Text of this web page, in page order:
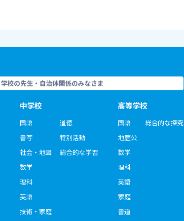
学校の先生・自治体関係のみなさま
中学校
国語
書写
社会・地図
数学
理科
英語
技術・家庭
道徳
特別活動
総合的な学習
高等学校
国語
地歴公
数学
理科
英語
家庭
書道
総合的な探究